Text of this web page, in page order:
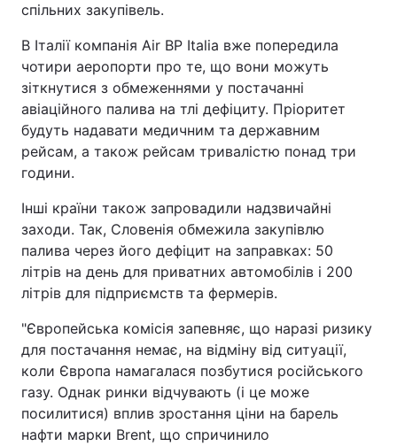
спільних закупівель.
В Італії компанія Air BP Italia вже попередила
чотири аеропорти про те, що вони можуть
зіткнутися з обмеженнями у постачанні
авіаційного палива на тлі дефіциту. Пріоритет
будуть надавати медичним та державним
рейсам, а також рейсам тривалістю понад три
години.
Інші країни також запровадили надзвичайні
заходи. Так, Словенія обмежила закупівлю
палива через його дефіцит на заправках: 50
літрів на день для приватних автомобілів і 200
літрів для підприємств та фермерів.
"Європейська комісія запевняє, що наразі ризику
для постачання немає, на відміну від ситуації,
коли Європа намагалася позбутися російського
газу. Однак ринки відчувають (і це може
посилитися) вплив зростання ціни на барель
нафти марки Brent, що спричинило